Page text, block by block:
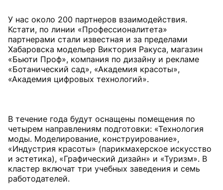
У нас около 200 партнеров взаимодействия.
Кстати, по линии «Профессионалитета»
партнерами стали известная и за пределами
Хабаровска модельер Виктория Ракуса, магазин
«Бьюти Проф», компания по дизайну и рекламе
«Ботанический сад», «Академия красоты»,
«Академия цифровых технологий».
В течение года будут оснащены помещения по
четырем направлениям подготовки: «Технология
моды. Моделирование, конструирование»,
«Индустрия красоты» (парикмахерское искусство
и эстетика), «Графический дизайн» и «Туризм». В
кластер включат три учебных заведения и семь
работодателей.